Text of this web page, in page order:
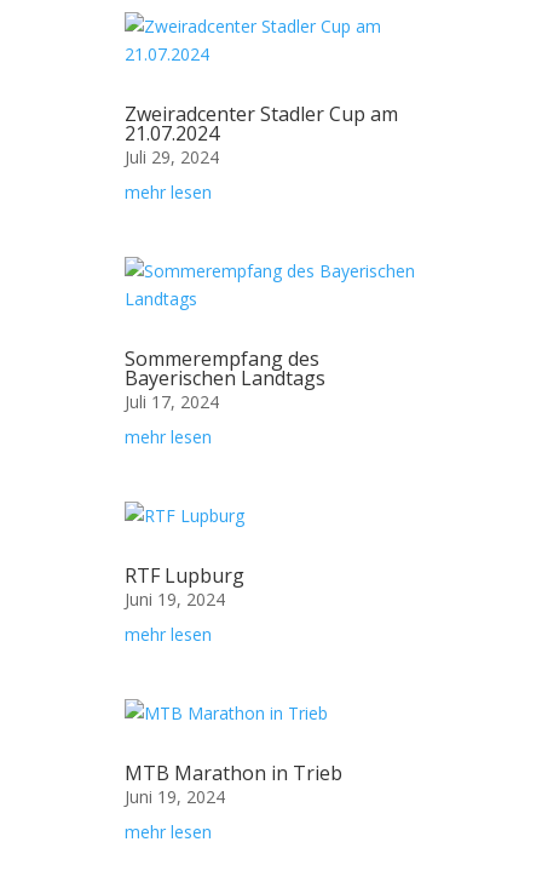
Zweiradcenter Stadler Cup am
21.07.2024
Juli 29, 2024
mehr lesen
Sommerempfang des
Bayerischen Landtags
Juli 17, 2024
mehr lesen
RTF Lupburg
Juni 19, 2024
mehr lesen
MTB Marathon in Trieb
Juni 19, 2024
mehr lesen